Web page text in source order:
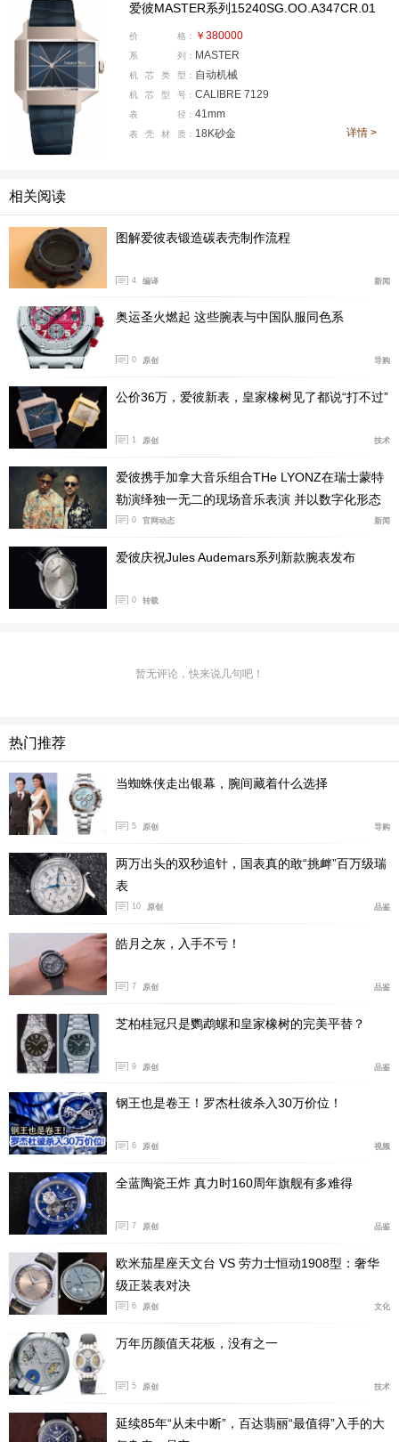
这只表最抓人的地方，就是表壳。在1960年代粗野主
义流派的影响下，爱彼创造出了这种棱角分明、却又简约
的不对称造型表壳。它的一侧向外延展，带着很强的几何
张力。表壳尺寸做到了41毫米，厚度只有9.7毫米。在异
形表里，算是可佩戴度非常强的表了。
这只表的材质用的是爱彼的18K砂金。它由黄金、铜
和钯组成，颜色会随着光线和手腕动作，介于白金和玫瑰
金之间，呈现一种很特别的暖调。这恰好非常适合[RE]M
aster02这种表。因为它的造型已经够强势了，如果再给
它一个过分耀眼的颜色，整只表会很容易变得张扬。尤其
在拉丝和平面转折的配合下，砂金能把这只表的建筑感凸
显出来，而不是把它做成一块单纯“很贵”的金表，这种处
理就显得很高级。
如果说表壳是这只表最容易让人记住的部分，那表盘
就是最容易让人慢慢喜欢上的部分。爱彼给它配的是品牌
标志性的“夜蓝色”，通过物理气体沉积工艺制成。表盘也
不是一整块平整表盘，而是由12个三角形分区组成，每一
块都经过平行拉丝处理，让不同三角区块在不同角度下出
现明暗变化，再以砂金色分隔线切开，于是这只只有时分
显示的表，反而比很多功能一大堆的表更不无聊。整体看
上去，有点像建筑立面的切片，也有点像抽象拼贴画。
表盘上三点位的“AUDEMARS PIGUET”品牌标识、棒
状时标和指针都采用18K砂金打造，与腕表整体材质保持
爱彼MASTER系列15240SG.OO.A347CR.01
价 格： ￥380000
系 列： MASTER
机 芯 类 型： 自动机械
机 芯 型 号： CALIBRE 7129
表 径： 41mm
表 壳 材 质： 18K砂金 详情 >
相关阅读
图解爱彼表锻造碳表壳制作流程
4 编译 新闻
奥运圣火燃起 这些腕表与中国队服同色系
0 原创 导购
公价36万，爱彼新表，皇家橡树见了都说“打不过”
1 原创 技术
爱彼携手加拿大音乐组合THe LYONZ在瑞士蒙特
勒演绎独一无二的现场音乐表演 并以数字化形态
呈现
0 官网动态 新闻
爱彼庆祝Jules Audemars系列新款腕表发布
0 转载
暂无评论，快来说几句吧！
热门推荐
当蜘蛛侠走出银幕，腕间藏着什么选择
5 原创 导购
两万出头的双秒追针，国表真的敢“挑衅”百万级瑞
表
10 原创 品鉴
皓月之灰，入手不亏！
7 原创 品鉴
芝柏桂冠只是鹦鹉螺和皇家橡树的完美平替？
9 原创 品鉴
钢王也是卷王！罗杰杜彼杀入30万价位！
6 原创 视频
全蓝陶瓷王炸 真力时160周年旗舰有多难得
7 原创 品鉴
欧米茄星座天文台 VS 劳力士恒动1908型：奢华
级正装表对决
6 原创 文化
万年历颜值天花板，没有之一
5 原创 技术
延续85年“从未中断”，百达翡丽“最值得”入手的大